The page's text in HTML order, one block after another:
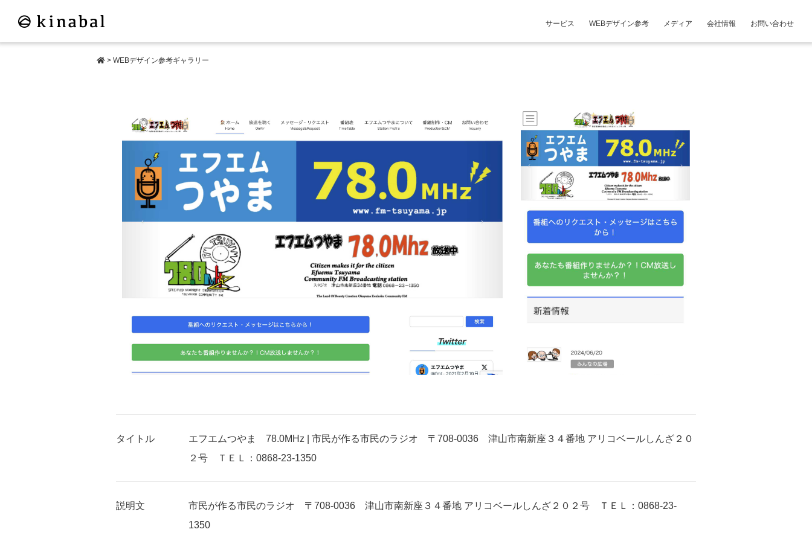
サービス WEBデザイン参考 メディア 会社情報 お問い合わせ
> WEBデザイン参考ギャラリー
タイトル
エフエムつやま 78.0MHz | 市民が作る市民のラジオ 〒708-0036 津山市南新座３４番地 アリコベールしんざ２０
２号 ＴＥＬ：0868-23-1350
説明文
市民が作る市民のラジオ 〒708-0036 津山市南新座３４番地 アリコベールしんざ２０２号 ＴＥＬ：0868-23-
1350